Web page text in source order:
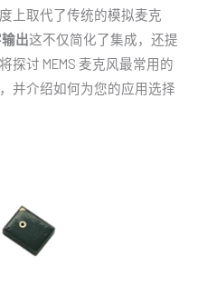
上取代了传统的模拟麦克
出这不仅简化了集成，还提
探讨 MEMS 麦克风最常用的
并介绍如何为您的应用选择